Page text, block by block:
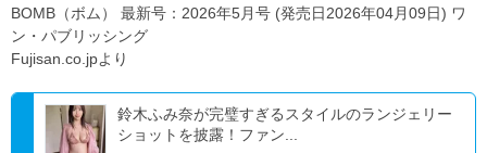
BOMB（ボム） 最新号：2026年5月号 (発売日2026年04月09日) ワ
ン・パブリッシング
Fujisan.co.jpより
鈴木ふみ奈が完璧すぎるスタイルのランジェリー
ショットを披露！ファン...